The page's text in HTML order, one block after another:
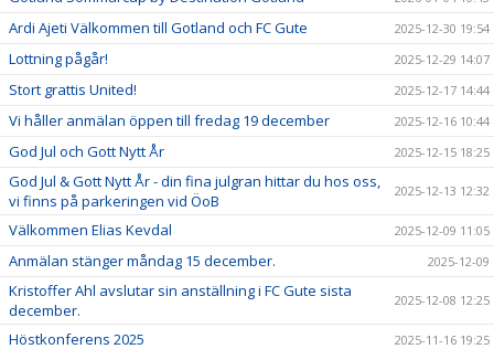
Ardi Ajeti Välkommen till Gotland och FC Gute 2025-12-30 19:54
Lottning pågår! 2025-12-29 14:07
Stort grattis United! 2025-12-17 14:44
Vi håller anmälan öppen till fredag 19 december 2025-12-16 10:44
God Jul och Gott Nytt År 2025-12-15 18:25
God Jul & Gott Nytt År - din fina julgran hittar du hos oss,
vi finns på parkeringen vid ÖoB
2025-12-13 12:32
Välkommen Elias Kevdal 2025-12-09 11:05
Anmälan stänger måndag 15 december. 2025-12-09
Kristoffer Ahl avslutar sin anställning i FC Gute sista
december.
2025-12-08 12:25
Höstkonferens 2025 2025-11-16 19:25